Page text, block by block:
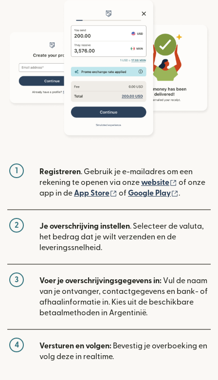
1 Registreren. Gebruik je e-mailadres om een
rekening te openen via onzewebsite (wordt
of onze
app in de App Store (wordt geopend in een
of Google Play .
2 Je overschrijving instellen. Selecteer de valuta,
het bedrag dat je wilt verzenden en de
leveringssnelheid.
3 Voer je overschrijvingsgegevens in: Vul de naam
van je ontvanger, contactgegevens en bank- of
afhaalinformatie in. Kies uit de beschikbare
betaalmethoden in Argentinië.
4 Versturen en volgen: Bevestig je overboeking en
volg deze in realtime.